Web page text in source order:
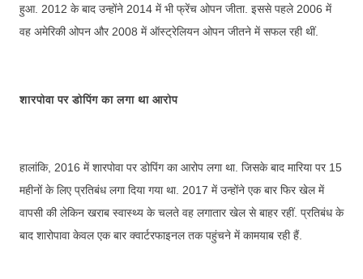
हुआ. 2012 के बाद उन्होंने 2014 में भी फ्रेंच ओपन जीता. इससे पहले 2006 में
वह अमेरिकी ओपन और 2008 में ऑस्ट्रेलियन ओपन जीतने में सफल रही थीं.
शारपोवा पर डोपिंग का लगा था आरोप
हालांकि, 2016 में शारपोवा पर डोपिंग का आरोप लगा था. जिसके बाद मारिया पर 15
महीनों के लिए प्रतिबंध लगा दिया गया था. 2017 में उन्होंने एक बार फिर खेल में
वापसी की लेकिन खराब स्वास्थ्य के चलते वह लगातार खेल से बाहर रहीं. प्रतिबंध के
बाद शारोपावा केवल एक बार क्वार्टरफाइनल तक पहुंचने में कामयाब रही हैं.